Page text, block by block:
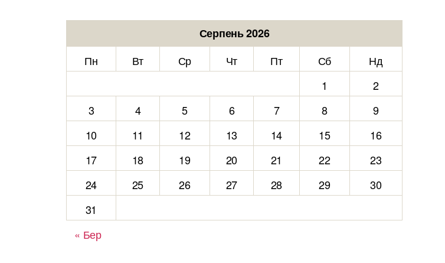
Серпень 2026
Пн
Вт Ср Чт Пт Сб
Нд
1
2
3
4 5 6 7 8
9
10
11 12 13 14 15
16
17
18 19 20 21 22
23
24
25 26 27 28 29
30
31
« Бер